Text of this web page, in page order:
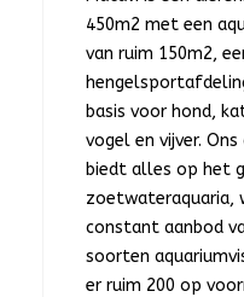
450m2 met een
van ruim 150m2,
basis voor hond,
vogel en vijver.
biedt alles op het
zoetwateraquaria,
constant aanbod
soorten
er ruim 200 op